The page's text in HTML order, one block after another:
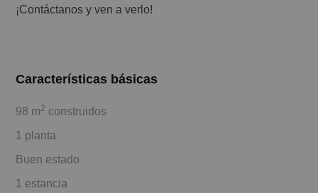
¡Contáctanos y ven a verlo!
Características básicas
98 m2 construidos
1 planta
Buen estado
1 estancia